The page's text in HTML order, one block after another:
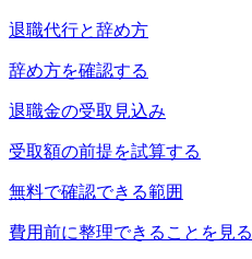
退職代行と辞め方
辞め方を確認する
退職金の受取見込み
受取額の前提を試算する
無料で確認できる範囲
費用前に整理できることを見る